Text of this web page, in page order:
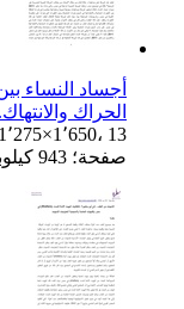
أجساد النساء بين
الحراك والانتهاك.pdf
1٬275×1٬650، 13
صفحة؛ 943 كيلوبايت